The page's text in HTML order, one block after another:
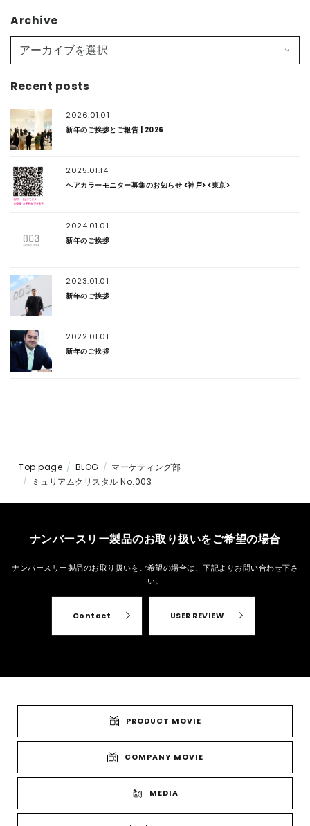
Archive
Recent posts
2026.01.01
新年のご挨拶とご報告 | 2026
2025.01.14
ヘアカラーモニター募集のお知らせ <神戸> <東京>
2024.01.01
新年のご挨拶
2023.01.01
新年のご挨拶
2022.01.01
新年のご挨拶
Top page BLOG
マーケティング部
ミュリアムクリスタル No.003
ナンバースリー製品のお取り扱いをご希望の場合
ナンバースリー製品のお取り扱いをご希望の場合は、 下記よりお問い合わせ下さ
い。
Contact USER REVIEW
PRODUCT MOVIE
COMPANY MOVIE
MEDIA